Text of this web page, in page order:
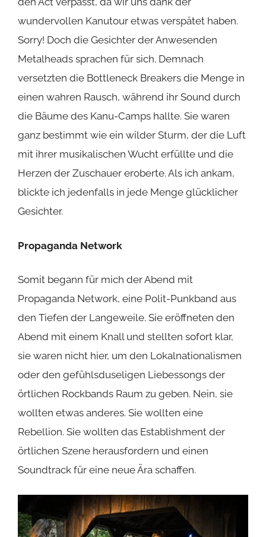
wundervollen Kanutour etwas verspätet haben.
Sorry! Doch die Gesichter der Anwesenden
Metalheads sprachen für sich. Demnach
versetzten die Bottleneck Breakers die Menge in
einen wahren Rausch, während ihr Sound durch
die Bäume des Kanu-Camps hallte. Sie waren
ganz bestimmt wie ein wilder Sturm, der die Luft
mit ihrer musikalischen Wucht erfüllte und die
Herzen der Zuschauer eroberte. Als ich ankam,
blickte ich jedenfalls in jede Menge glücklicher
Gesichter.
Propaganda Network
Somit begann für mich der Abend mit
Propaganda Network, eine Polit-Punkband aus
den Tiefen der Langeweile. Sie eröffneten den
Abend mit einem Knall und stellten sofort klar,
sie waren nicht hier, um den Lokalnationalismen
oder den gefühlsduseligen Liebessongs der
örtlichen Rockbands Raum zu geben. Nein, sie
wollten etwas anderes. Sie wollten eine
Rebellion. Sie wollten das Establishment der
örtlichen Szene herausfordern und einen
Soundtrack für eine neue Ära schaffen.